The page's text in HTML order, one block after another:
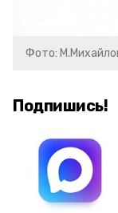
Фото:
Подпишись!